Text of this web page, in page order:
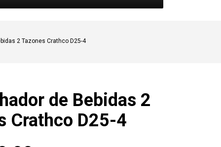
2 Tazones Crathco D25-4
de Bebidas 2
Crathco D25-4